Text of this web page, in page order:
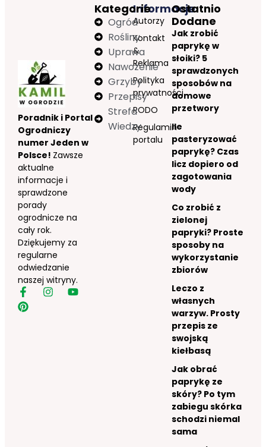
Poradnik i Portal
Ogrodniczy
numer Jeden w
Polsce! Zawsze
aktualne
informacje i
sprawdzone
porady
ogrodnicze na
cały rok.
Dziękujemy za
regularne
odwiedzanie
naszej witryny.
Informacje
Autorzy
Kontakt
&
Reklama
Polityka
prywatności
RODO
Regulamin
portalu
Kategorie
Ogród
Rośliny
Uprawa
Nawożenie
Grzyby
Przepisy
Strefa
Wiedzy
Ostatnio
Dodane
Jak zrobić
paprykę w
słoiki? 5
sprawdzonych
sposobów na
domowe
przetwory
Ile
pasteryzować
paprykę? Czas
licz dopiero od
zagotowania
wody
Co zrobić z
zielonej
papryki? Proste
sposoby na
wykorzystanie
zbiorów
Leczo z
własnych
warzyw. Prosty
przepis ze
swojską
kiełbasą
Jak obrać
paprykę ze
skóry? Po tym
zabiegu skórka
schodzi niemal
sama